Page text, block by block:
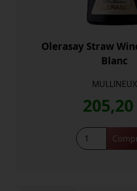
Olerasay Straw
Blanc
MULLINEUX
205,20
Olerasay
Straw